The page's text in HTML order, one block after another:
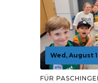
Wed, August
FÜR